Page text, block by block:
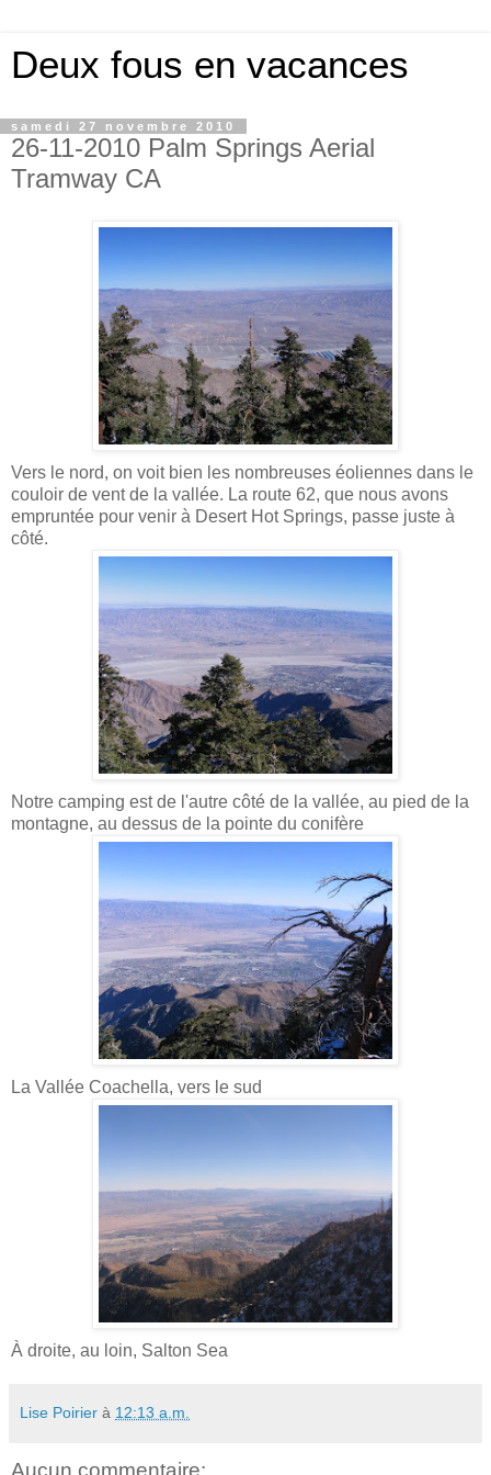
Deux fous en vacances
samedi 27 novembre 2010
26-11-2010 Palm Springs Aerial
Tramway CA
Vers le nord, on voit bien les nombreuses éoliennes dans le
couloir de vent de la vallée. La route 62, que nous avons
empruntée pour venir à Desert Hot Springs, passe juste à
côté.
Notre camping est de l'autre côté de la vallée, au pied de la
montagne, au dessus de la pointe du conifère
La Vallée Coachella, vers le sud
À droite, au loin, Salton Sea
Lise Poirier à 12:13 a.m.
Aucun commentaire: